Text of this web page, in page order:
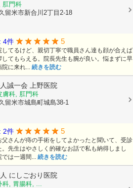
肛門科
留米市新合川2丁目2-18
4件 5
してるけど、親切丁寧で職員さん達も顔が合えば
してもらえる。院長先生も腕が良い。悩まずに早
院に来れ... 続きを読む
誠一会 上野医院
膚科, 肛門科
留米市城島町城島38-1
2件 5
父さんが痔の手術をしてよかったと聞いて、受診
。先生はやさしく的確なお話で私も納得しまし
では一週間... 続きを読む
にしごおり医院
科, 胃腸科, ...